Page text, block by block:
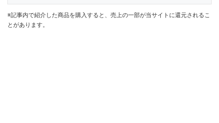
※記事内で紹介した商品を購入すると、売上の一部が当サイトに還元されるこ
とがあります。